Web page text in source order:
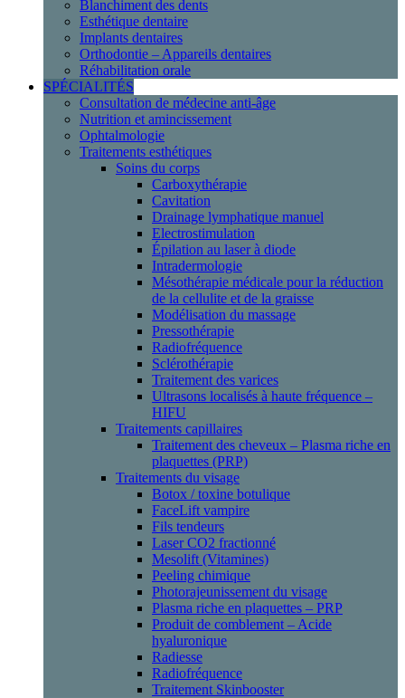
Blanchiment des dents
Esthétique dentaire
Implants dentaires
Orthodontie – Appareils dentaires
Réhabilitation orale
SPÉCIALITÉS
Consultation de médecine anti-âge
Nutrition et amincissement
Ophtalmologie
Traitements esthétiques
Soins du corps
Carboxythérapie
Cavitation
Drainage lymphatique manuel
Electrostimulation
Épilation au laser à diode
Intradermologie
Mésothérapie médicale pour la réduction
de la cellulite et de la graisse
Modélisation du massage
Pressothérapie
Radiofréquence
Sclérothérapie
Traitement des varices
Ultrasons localisés à haute fréquence –
HIFU
Traitements capillaires
Traitement des cheveux – Plasma riche en
plaquettes (PRP)
Traitements du visage
Botox / toxine botulique
FaceLift vampire
Fils tendeurs
Laser CO2 fractionné
Mesolift (Vitamines)
Peeling chimique
Photorajeunissement du visage
Plasma riche en plaquettes – PRP
Produit de comblement – Acide
hyaluronique
Radiesse
Radiofréquence
Traitement Skinbooster